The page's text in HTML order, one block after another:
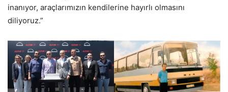
inanıyor, araçlarımızın kendilerine hayırlı olmasını
diliyoruz.”